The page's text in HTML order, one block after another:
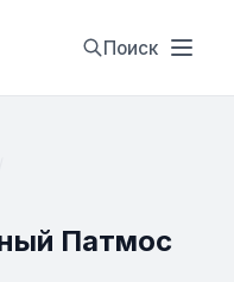
Поиск
Патмос